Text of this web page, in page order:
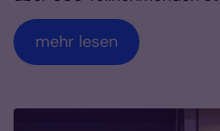
mehr lesen